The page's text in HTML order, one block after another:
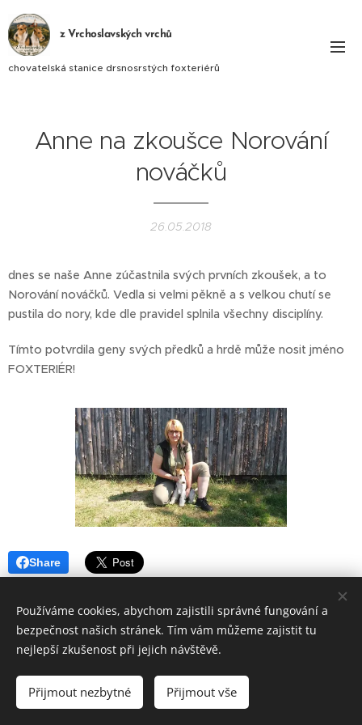
z Vrchoslavských vrchů
chovatelská stanice drsnosrstých foxteriérů
Anne na zkoušce Norování
nováčků
26.05.2018
dnes se naše Anne zúčastnila svých prvních zkoušek, a to
Norování nováčků. Vedla si velmi pěkně a s velkou chutí se
pustila do nory, kde dle pravidel splnila všechny disciplíny.
Tímto potvrdila geny svých předků a hrdě může nosit jméno
FOXTERIÉR!
Share
Vytvořeno službou Cookies
Používáme cookies, abychom zajistili správné fungování a
bezpečnost našich stránek. Tím vám můžeme zajistit tu
nejlepší zkušenost při jejich návštěvě.
Přijmout nezbytné Přijmout vše